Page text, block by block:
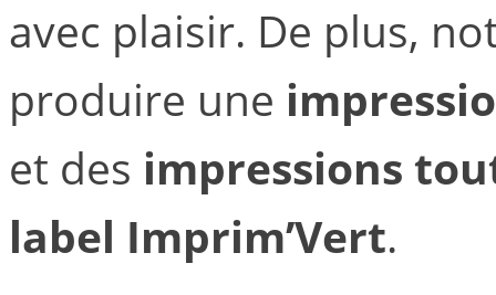
avec plaisir. De plus,
produire une
et des impressions
label Imprim’Vert.